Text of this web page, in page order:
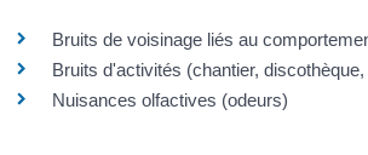
Bruits de voisinage liés au
Bruits d'activités (chantier, discothèque,
Nuisances olfactives (odeurs)